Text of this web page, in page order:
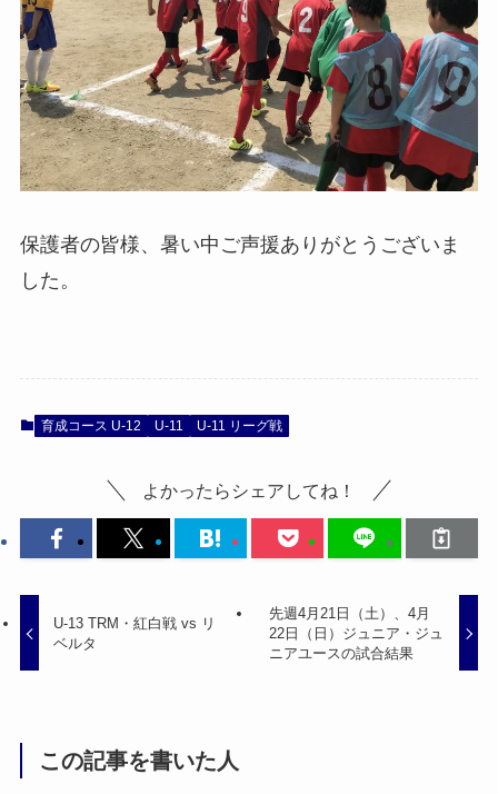
保護者の皆様、暑い中ご声援ありがとうございま
した。
育成コース U-12 U-11 U-11 リーグ戦
よかったらシェアしてね！
U-13 TRM・紅白戦 vs リ
ベルタ
先週4月21日（土）、4月
22日（日）ジュニア・ジュ
ニアユースの試合結果
この記事を書いた人